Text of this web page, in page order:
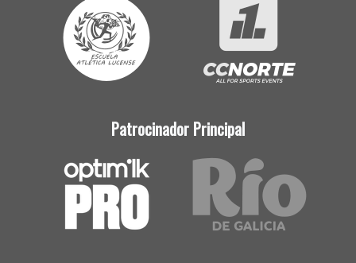
Patrocinador Principal